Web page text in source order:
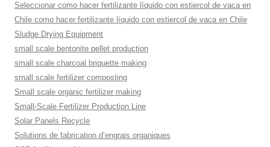
Seleccionar como hacer fertilizante líquido con estiercol de vaca en
Chile como hacer fertilizante líquido con estiercol de vaca en Chile
Sludge Drying Equipment
small scale bentonite pellet production
small scale charcoal briquette making
small scale fertilizer composting
Small scale organic fertilizer making
Small-Scale Fertilizer Production Line
Solar Panels Recycle
Solutions de fabrication d’engrais organiques